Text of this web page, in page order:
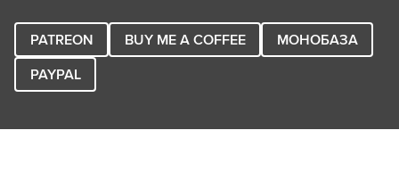
PATREON BUY ME A COFFEE
МОНОБАЗА
PAYPAL